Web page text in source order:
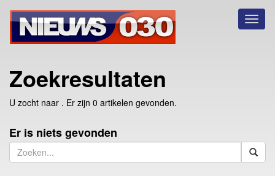
Zoekresultaten
U zocht naar . Er zijn 0 artikelen gevonden.
Er is niets gevonden